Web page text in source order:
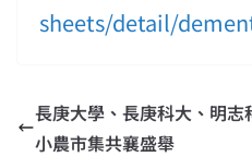
sheets/detail/
長庚大學、長庚科大、明
小農市集共襄盛舉